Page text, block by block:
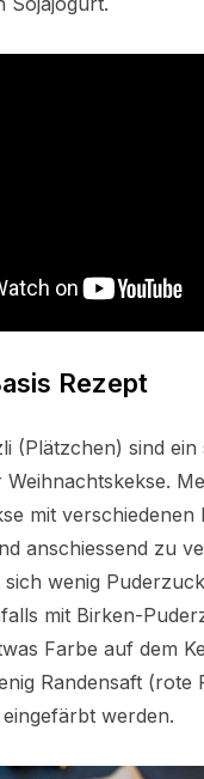
Rezept
(Plätzchen) sind ein
mit verschiedenen
anschiessend zu
wenig
mit Birken-
Farbe auf dem
Randensaft (rote
werden.